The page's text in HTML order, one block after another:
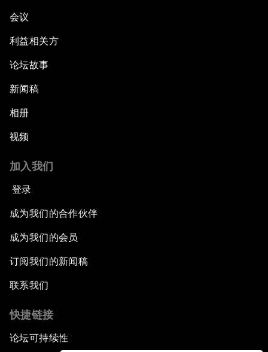
会议
利益相关方
论坛故事
新闻稿
相册
视频
加入我们
登录
成为我们的合作伙伴
成为我们的会员
订阅我们的新闻稿
联系我们
快捷链接
论坛可持续性